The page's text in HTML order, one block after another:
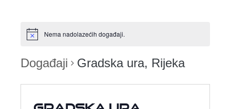
Nema nadolazećih događaji.
Događaji Gradska ura, Rijeka
Gradska ura,